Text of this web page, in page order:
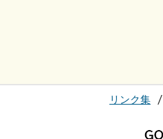
リンク集